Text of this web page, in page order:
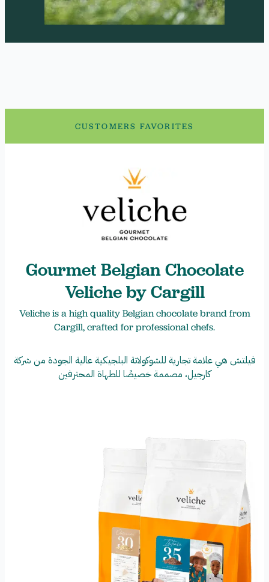
CUSTOMERS FAVORITES
Gourmet Belgian Chocolate
Veliche by Cargill
Veliche is a high quality Belgian chocolate brand from
Cargill, crafted for professional chefs.
فيلتش هي علامة تجارية للشوكولاتة البلجيكية عالية الجودة من شركة
كارجيل، مصممة خصيصًا للطهاة المحترفين